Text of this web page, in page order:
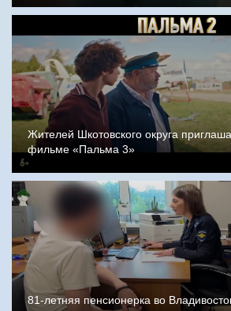
Жителей Шкотовского округа
фильме «Пальма 3»
81-летняя пенсионерка во